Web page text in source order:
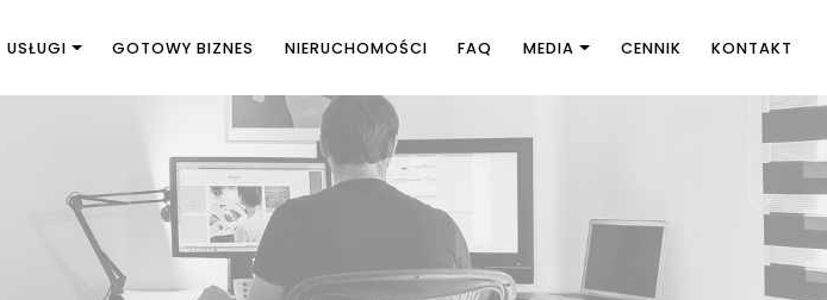
USŁUGI GOTOWY BIZNES NIERUCHOMOŚCI FAQ MEDIA CENNIK KONTAKT